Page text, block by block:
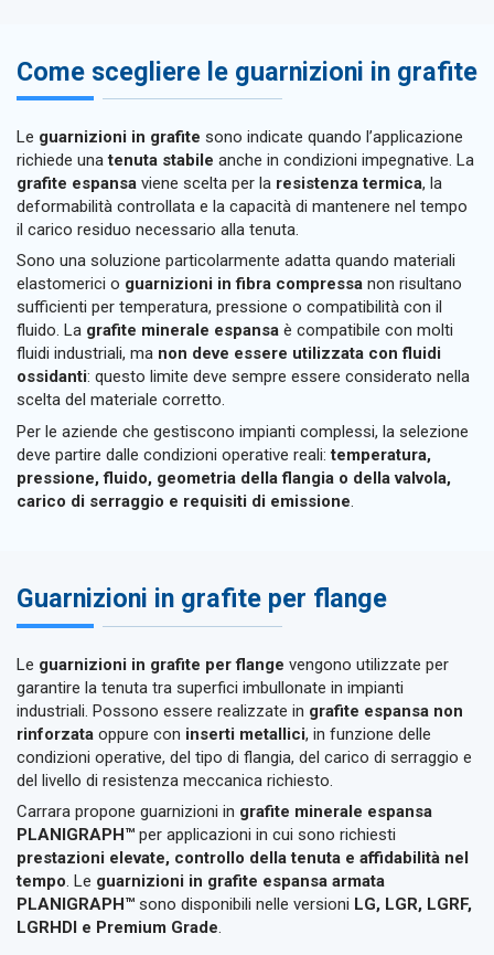
Come scegliere le guarnizioni in grafite
Le guarnizioni in grafite sono indicate quando l’applicazione
richiede unatenuta stabile anche in condizioni impegnative. La
grafite espansa viene scelta per la resistenza termica, la
deformabilità controllata e la capacità di mantenere nel tempo
il carico residuo necessario alla tenuta.
Sono una soluzione particolarmente adatta quando materiali
elastomerici o guarnizioni in fibra compressa non risultano
sufficienti per temperatura, pressione o compatibilità con il
fluido. La grafite minerale espansa è compatibile con molti
fluidi industriali, ma non deve essere utilizzata con fluidi
ossidanti: questo limite deve sempre essere considerato nella
scelta del materiale corretto.
Per le aziende che gestiscono impianti complessi, la selezione
deve partire dalle condizioni operative reali:temperatura,
pressione, fluido, geometria della flangia o della valvola,
carico di serraggio e requisiti di emissione.
Guarnizioni in grafite per flange
Le guarnizioni in grafite per flange vengono utilizzate per
garantire la tenuta tra superfici imbullonate in impianti
industriali. Possono essere realizzate in grafite espansa non
rinforzata oppure con inserti metallici, in funzione delle
condizioni operative, del tipo di flangia, del carico di serraggio e
del livello di resistenza meccanica richiesto.
Carrara propone guarnizioni in grafite minerale espansa
PLANIGRAPH™ per applicazioni in cui sono richiesti
prestazioni elevate, controllo della tenuta e affidabilità nel
tempo. Le guarnizioni in grafite espansa armata
PLANIGRAPH™ sono disponibili nelle versioni LG, LGR, LGRF,
LGRHDI e Premium Grade.